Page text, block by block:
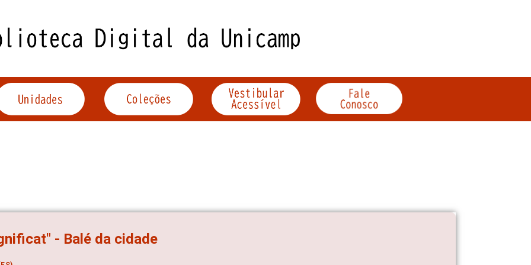
- Balé da cidade